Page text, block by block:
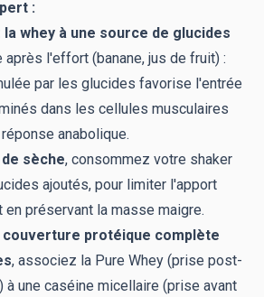
:
whey à une source de glucides
après l'effort (banane, jus de fruit) :
par les glucides favorise l'entrée
dans les cellules musculaires
anabolique.
de sèche, consommez votre shaker
ajoutés, pour limiter l'apport
en préservant la masse maigre.
couverture protéique complète
, associez la Pure Whey (prise post-
à une caséine micellaire (prise avant